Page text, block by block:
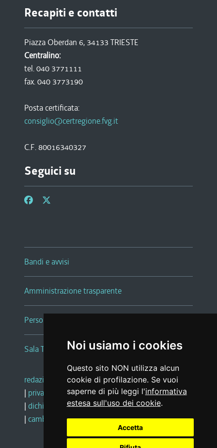
Noi usiamo i cookies
Questo sito NON utilizza alcun
cookie di profilazione. Se vuoi
saperne di più leggi l'informativa
estesa sull'uso dei cookie.
Accetta
Recapiti e contatti
Piazza Oberdan 6, 34133 TRIESTE
Centralino:
tel. 040 3771111
fax. 040 3773190
Posta certificata:
consiglio@certregione.fvg.it
C.F. 80016340327
Seguici su
Bandi e avvisi
Amministrazione trasparente
Persone e Uffici
Sala Tiziano Tessitori
redazione web |note legali |glossario
| privacy
social media policy
| dichiarazione di accessibilità |feedback
| cambio preferenze cookie